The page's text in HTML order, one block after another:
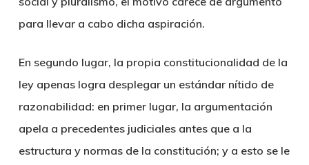
para llevar a cabo dicha aspiración.
En segundo lugar, la propia constitucionalidad de la
ley apenas logra desplegar un estándar nítido de
razonabilidad: en primer lugar, la argumentación
apela a precedentes judiciales antes que a la
estructura y normas de la constitución; y a esto se le